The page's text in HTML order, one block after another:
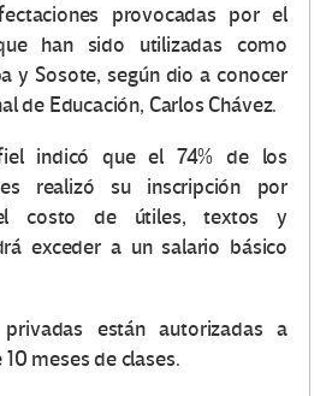
provocadas por el
han sido utilizadas como
y Sosote, según dio a conocer
de Educación, Carlos Chávez.
indicó que el 74% de los
realizó su inscripción por
costo de útiles, textos y
exceder a un salario básico
están autorizadas a
meses de clases.